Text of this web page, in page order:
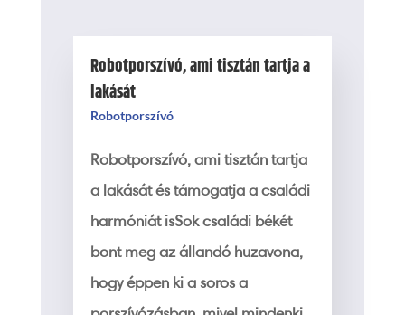
Robotporszívó, ami tisztán tartja a
lakását
Robotporszívó
Robotporszívó, ami tisztán tartja
a lakását és támogatja a családi
harmóniát isSok családi békét
bont meg az állandó huzavona,
hogy éppen ki a soros a